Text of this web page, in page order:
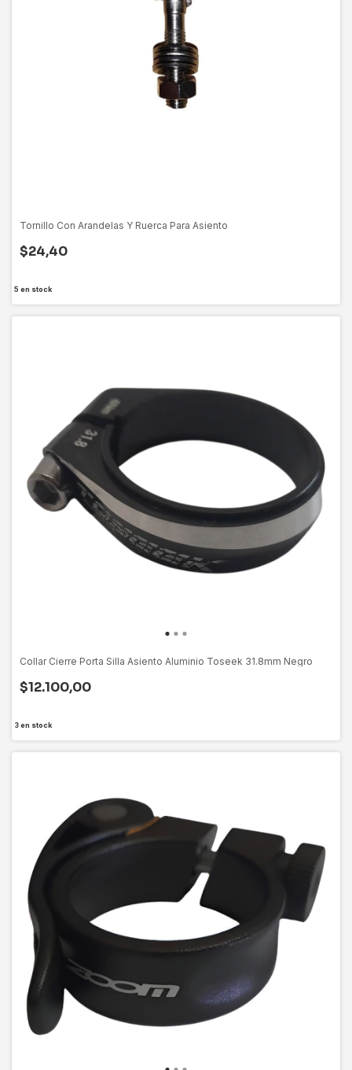
Tornillo Con Arandelas Y Ruerca Para Asiento
$24,40
5 en stock
Collar Cierre Porta Silla Asiento Aluminio Toseek 31.8mm Negro
$12.100,00
3en stock